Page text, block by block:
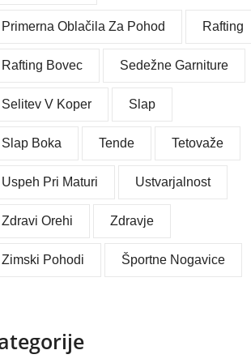
Primerna Oblačila Za Pohod Rafting
Rafting Bovec Sedežne Garniture
Selitev V Koper Slap
Slap Boka Tende Tetovaže
Uspeh Pri Maturi Ustvarjalnost
Zdravi Orehi Zdravje
Zimski Pohodi Športne Nogavice